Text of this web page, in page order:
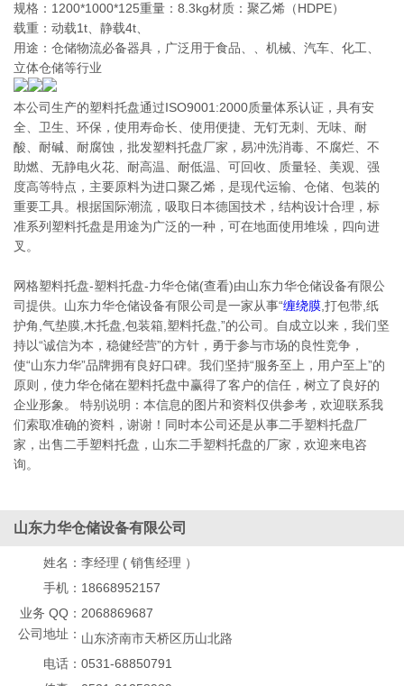
规格：1200*1000*125重量：8.3kg材质：聚乙烯（HDPE）
载重：动载1t、静载4t、
用途：仓储物流必备器具，广泛用于食品、、机械、汽车、化工、
立体仓储等行业
本公司生产的塑料托盘通过ISO9001:2000质量体系认证，具有安
全、卫生、环保，使用寿命长、使用便捷、无钉无刺、无味、耐
酸、耐碱、耐腐蚀，批发塑料托盘厂家，易冲洗消毒、不腐烂、不
助燃、无静电火花、耐高温、耐低温、可回收、质量轻、美观、强
度高等特点，主要原料为进口聚乙烯，是现代运输、仓储、包装的
重要工具。根据国际潮流，吸取日本德国技术，结构设计合理，标
准系列塑料托盘是用途为广泛的一种，可在地面使用堆垛，四向进
叉。
网格塑料托盘-塑料托盘-力华仓储(查看)由山东力华仓储设备有限公
司提供。山东力华仓储设备有限公司是一家从事“缠绕膜 ,打包带,纸
护角,气垫膜,木托盘,包装箱,塑料托盘,”的公司。自成立以来，我们坚
持以“诚信为本，稳健经营”的方针，勇于参与市场的良性竞争，
使“山东力华”品牌拥有良好口碑。我们坚持“服务至上，用户至上”的
原则，使力华仓储在塑料托盘中赢得了客户的信任，树立了良好的
企业形象。 特别说明：本信息的图片和资料仅供参考，欢迎联系我
们索取准确的资料，谢谢！同时本公司还是从事二手塑料托盘厂
家，出售二手塑料托盘，山东二手塑料托盘的厂家，欢迎来电咨
询。
山东力华仓储设备有限公司
姓名： 李经理 ( 销售经理 ）
手机： 18668952157
业务 QQ： 2068869687
公司地址： 山东济南市天桥区历山北路
电话： 0531-68850791